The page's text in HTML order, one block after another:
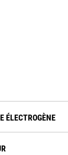
ÉLECTROGÈNE